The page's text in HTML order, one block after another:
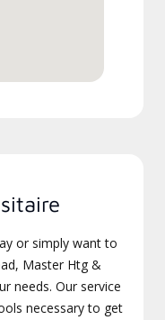
or simply want to
Master Htg &
needs. Our service
necessary to get